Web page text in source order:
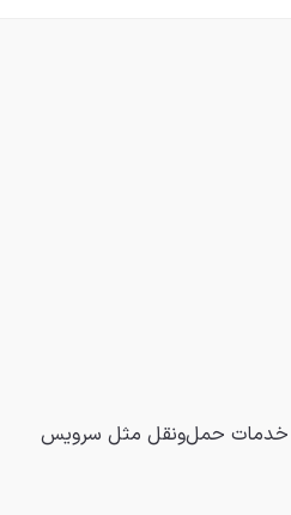
خدمات حمل‌ونقل مثل سرویس